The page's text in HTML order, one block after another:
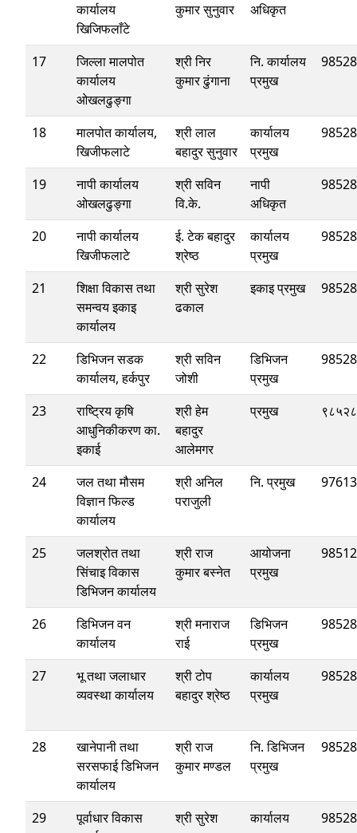
कार्यालय
खिजिफलाँटे
कुमार सुनुवार
अधिकृत
17
जिल्ला मालपोत
कार्यालय
ओखलढुङ्गा
श्री निर
कुमार ढुंगाना
नि. कार्यालय
प्रमुख
18
मालपोत कार्यालय,
खिजीफलाटे
श्री लाल
बहादुर सुनुवार
कार्यालय
प्रमुख
19
नापी कार्यालय
ओखलढुङ्गा
श्री सविन
वि.के.
नापी
अधिकृत
20
नापी कार्यालय
खिजीफलाटे
ई. टेक बहादुर
श्रेष्ठ
कार्यालय
प्रमुख
21
शिक्षा विकास तथा
समन्वय इकाइ
कार्यालय
श्री सुरेश
ढकाल
इकाइ प्रमुख
22
डिभिजन सडक
कार्यालय, हर्कपुर
श्री सविन
जोशी
डिभिजन
प्रमुख
23
राष्ट्रिय कृषि
आधुनिकीकरण का.
इकाई
श्री हेम
बहादुर
आलेमगर
प्रमुख
24
जल तथा मौसम
विज्ञान फिल्ड
कार्यालय
श्री अनिल
पराजुली
नि. प्रमुख
25
जलश्रोत तथा
सिंचाइ विकास
डिभिजन कार्यालय
श्री राज
कुमार बस्नेत
आयोजना
प्रमुख
26
डिभिजन वन
कार्यालय
श्री मनाराज
राई
डिभिजन
प्रमुख
27
भू तथा जलाधार
व्यवस्था कार्यालय
श्री टोप
बहादुर श्रेष्ठ
कार्यालय
प्रमुख
28
खानेपानी तथा
सरसफाई डिभिजन
कार्यालय
श्री राज
कुमार मण्डल
नि. डिभिजन
प्रमुख
29
पूर्वाधार विकास
श्री सुरेश
कार्यालय